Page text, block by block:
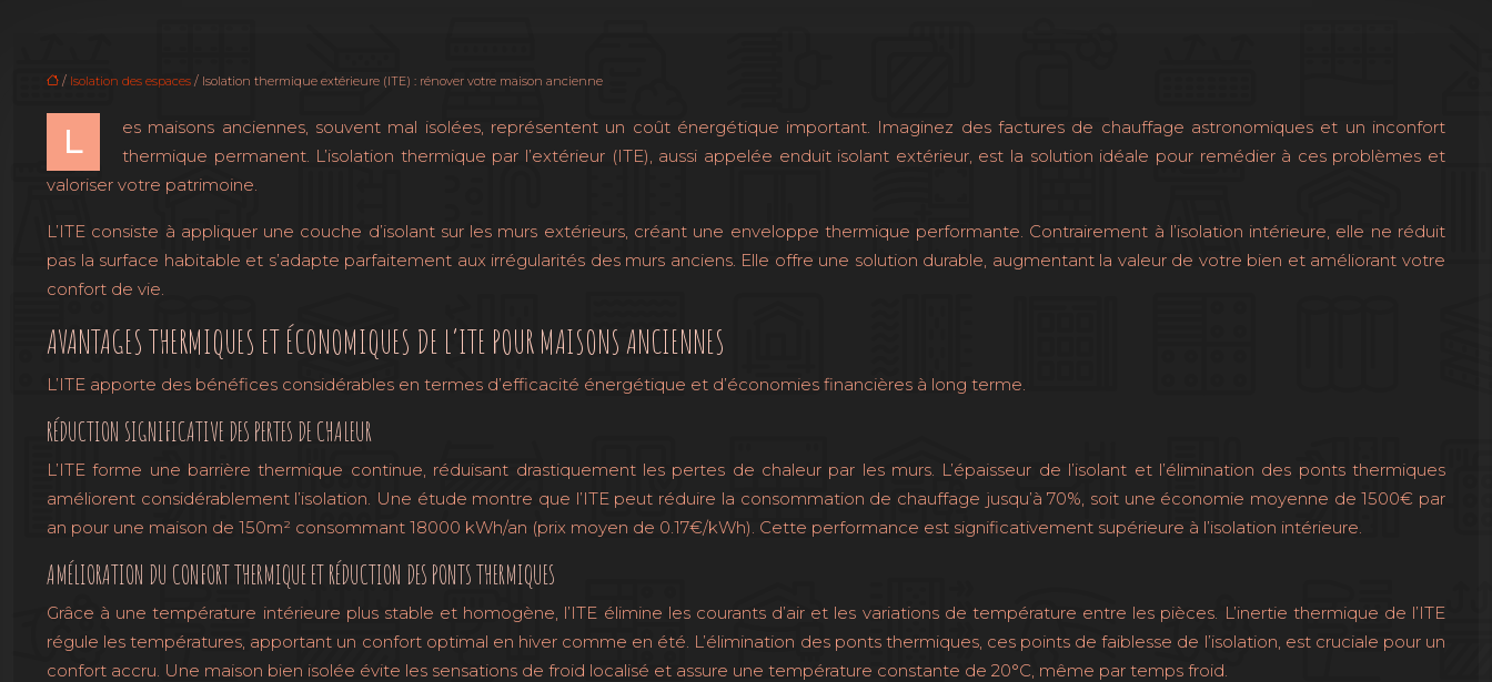
/ Isolation des espaces / Isolation thermique extérieure (ITE) : rénover votre maison ancienne
L
es maisons anciennes, souvent mal isolées, représentent un coût énergétique important. Imaginez des factures de chauffage astronomiques et un inconfort
thermique permanent. L’isolation thermique par l’extérieur (ITE), aussi appelée enduit isolant extérieur, est la solution idéale pour remédier à ces problèmes et
valoriser votre patrimoine.
L’ITE consiste à appliquer une couche d’isolant sur les murs extérieurs, créant une enveloppe thermique performante. Contrairement à l’isolation intérieure, elle ne réduit
pas la surface habitable et s’adapte parfaitement aux irrégularités des murs anciens. Elle offre une solution durable, augmentant la valeur de votre bien et améliorant votre
confort de vie.
AVANTAGES THERMIQUES ET ÉCONOMIQUES DE L’ITE POUR MAISONS ANCIENNES
L’ITE apporte des bénéfices considérables en termes d’efficacité énergétique et d’économies financières à long terme.
RÉDUCTION SIGNIFICATIVE DES PERTES DE CHALEUR
L’ITE forme une barrière thermique continue, réduisant drastiquement les pertes de chaleur par les murs. L’épaisseur de l’isolant et l’élimination des ponts thermiques
améliorent considérablement l’isolation. Une étude montre que l’ITE peut réduire la consommation de chauffage jusqu’à 70%, soit une économie moyenne de 1500€ par
an pour une maison de 150m² consommant 18000 kWh/an (prix moyen de 0.17€/kWh). Cette performance est significativement supérieure à l’isolation intérieure.
AMÉLIORATION DU CONFORT THERMIQUE ET RÉDUCTION DES PONTS THERMIQUES
Grâce à une température intérieure plus stable et homogène, l’ITE élimine les courants d’air et les variations de température entre les pièces. L’inertie thermique de l’ITE
régule les températures, apportant un confort optimal en hiver comme en été. L’élimination des ponts thermiques, ces points de faiblesse de l’isolation, est cruciale pour un
confort accru. Une maison bien isolée évite les sensations de froid localisé et assure une température constante de 20°C, même par temps froid.